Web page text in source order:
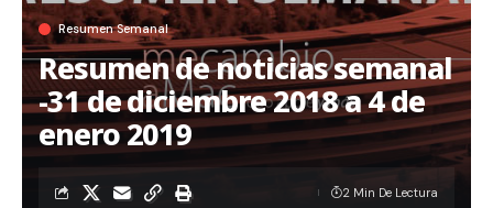
Resumen Semanal
Resumen de noticias semanal
-31 de diciembre 2018 a 4 de
enero 2019
2 Min De Lectura